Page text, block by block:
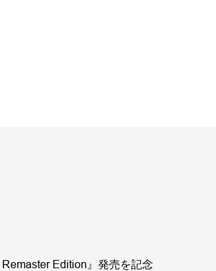
Edition』発売を記念